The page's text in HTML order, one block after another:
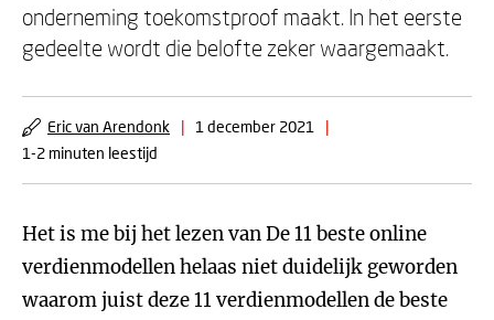
onderneming toekomstproof maakt. In het eerste
gedeelte wordt die belofte zeker waargemaakt.
Eric van Arendonk | 1 december 2021
|
1-2 minuten leestijd
Het is me bij het lezen van De 11 beste online
verdienmodellen helaas niet duidelijk geworden
waarom juist deze 11 verdienmodellen de beste